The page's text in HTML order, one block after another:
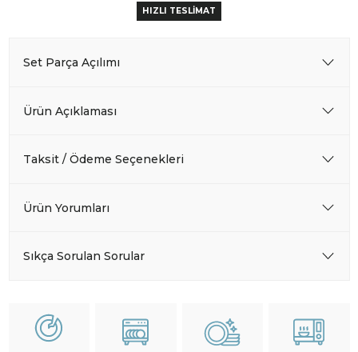
HIZLI TESLİMAT
Set Parça Açılımı
Ürün Açıklaması
Taksit / Ödeme Seçenekleri
Ürün Yorumları
Sıkça Sorulan Sorular